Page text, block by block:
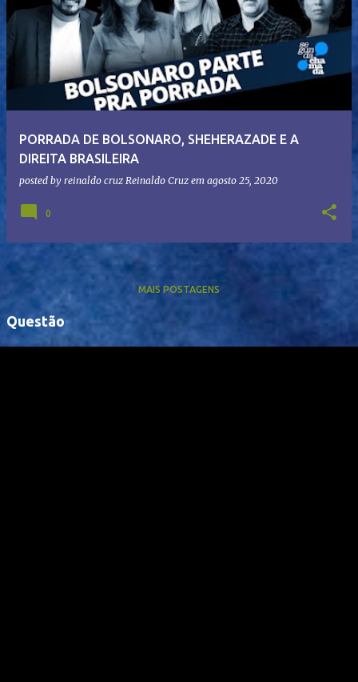
PORRADA DE BOLSONARO, SHEHERAZADE E A
DIREITA BRASILEIRA
posted by reinaldo cruz Reinaldo Cruz em agosto 25, 2020
0
MAIS POSTAGENS
Questão